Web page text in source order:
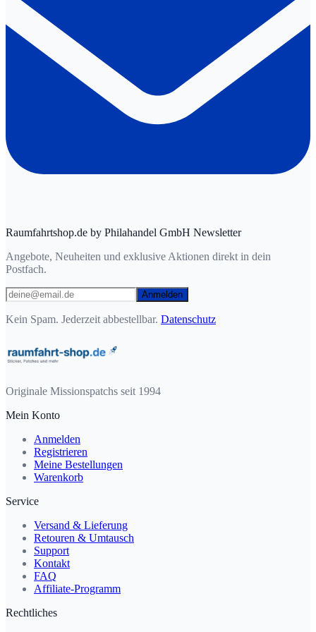
Raumfahrtshop.de by Philahandel GmbH Newsletter
Angebote, Neuheiten und exklusive Aktionen direkt in dein
Postfach.
Anmelden
Kein Spam. Jederzeit abbestellbar. Datenschutz
Originale Missionspatchs seit 1994
Mein Konto
Anmelden
Registrieren
Meine Bestellungen
Warenkorb
Service
Versand & Lieferung
Retouren & Umtausch
Support
Kontakt
FAQ
Affiliate-Programm
Rechtliches